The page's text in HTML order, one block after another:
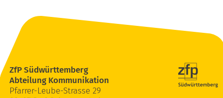
ZfP Südwürttemberg
Abteilung Kommunikation
Pfarrer-Leube-Strasse 29